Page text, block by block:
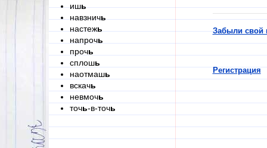
ишь
навзничь
настежь
напрочь
прочь
сплошь
наотмашь
вскачь
невмочь
точь-в-точь
Забыли свой
Регистрация